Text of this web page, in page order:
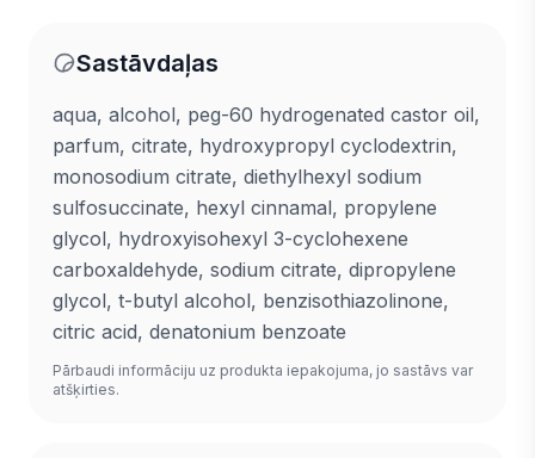
Sastāvdaļas
aqua, alcohol, peg-60 hydrogenated castor oil,
parfum, citrate, hydroxypropyl cyclodextrin,
monosodium citrate, diethylhexyl sodium
sulfosuccinate, hexyl cinnamal, propylene
glycol, hydroxyisohexyl 3-cyclohexene
carboxaldehyde, sodium citrate, dipropylene
glycol, t-butyl alcohol, benzisothiazolinone,
citric acid, denatonium benzoate
Pārbaudi informāciju uz produkta iepakojuma, jo sastāvs var
atšķirties.